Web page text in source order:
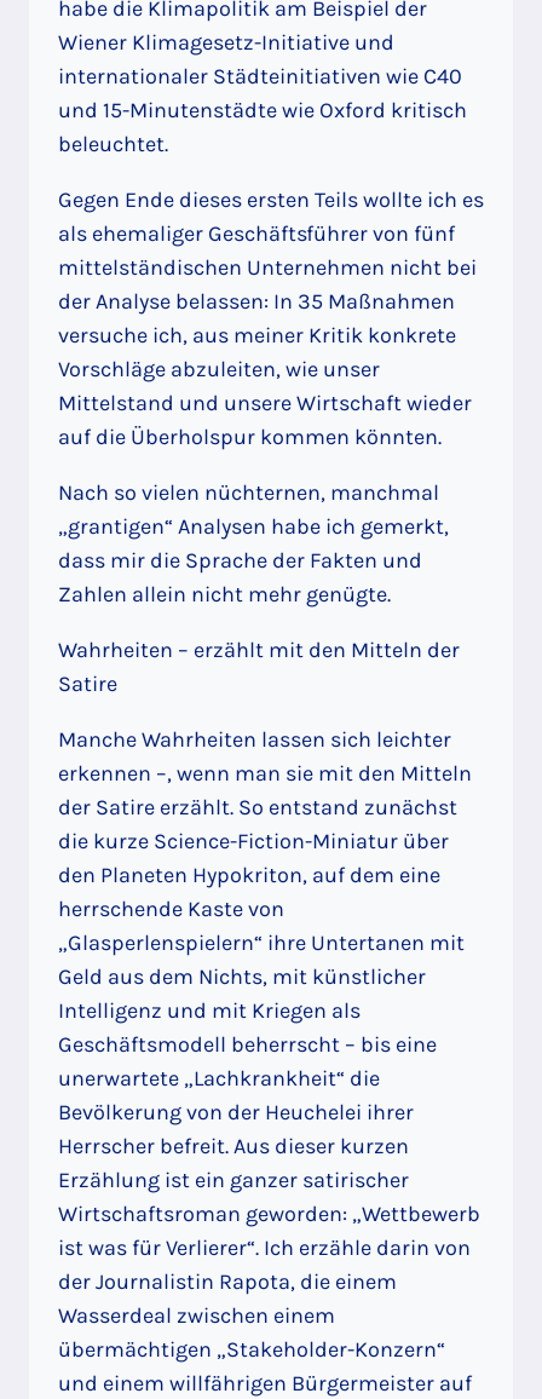
habe die Klimapolitik am Beispiel der
Wiener Klimagesetz-Initiative und
internationaler Städteinitiativen wie C40
und 15-Minutenstädte wie Oxford kritisch
beleuchtet.
Gegen Ende dieses ersten Teils wollte ich es
als ehemaliger Geschäftsführer von fünf
mittelständischen Unternehmen nicht bei
der Analyse belassen: In 35 Maßnahmen
versuche ich, aus meiner Kritik konkrete
Vorschläge abzuleiten, wie unser
Mittelstand und unsere Wirtschaft wieder
auf die Überholspur kommen könnten.
Nach so vielen nüchternen, manchmal
„grantigen“ Analysen habe ich gemerkt,
dass mir die Sprache der Fakten und
Zahlen allein nicht mehr genügte.
Wahrheiten – erzählt mit den Mitteln der
Satire
Manche Wahrheiten lassen sich leichter
erkennen –, wenn man sie mit den Mitteln
der Satire erzählt. So entstand zunächst
die kurze Science-Fiction-Miniatur über
den Planeten Hypokriton, auf dem eine
herrschende Kaste von
„Glasperlenspielern“ ihre Untertanen mit
Geld aus dem Nichts, mit künstlicher
Intelligenz und mit Kriegen als
Geschäftsmodell beherrscht – bis eine
unerwartete „Lachkrankheit“ die
Bevölkerung von der Heuchelei ihrer
Herrscher befreit. Aus dieser kurzen
Erzählung ist ein ganzer satirischer
Wirtschaftsroman geworden: „Wettbewerb
ist was für Verlierer“. Ich erzähle darin von
der Journalistin Rapota, die einem
Wasserdeal zwischen einem
übermächtigen „Stakeholder-Konzern“
und einem willfährigen Bürgermeister auf